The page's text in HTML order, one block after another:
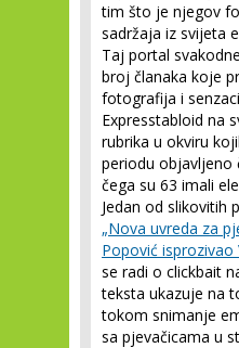
tim što je njegov
sadržaja iz svijeta
Taj portal
broj članaka koje
fotografija i
Expresstabloid na
rubrika u okviru
periodu objavljeno
čega su 63 imali
Jedan od slikovitih
„Nova uvreda za
Popović isprozivao
se radi o clickbait
teksta ukazuje na
tokom snimanje
sa pjevačicama u